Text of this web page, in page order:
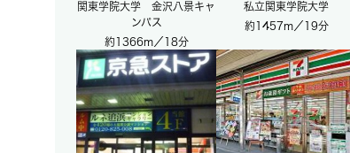
関東学院大学 金沢八景キャ
ンパス
約1366m／18分
私立関東学院大学
約1457m／19分